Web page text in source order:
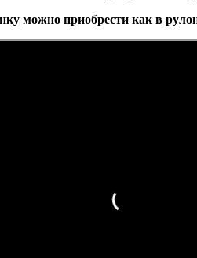
можно приобрести как в